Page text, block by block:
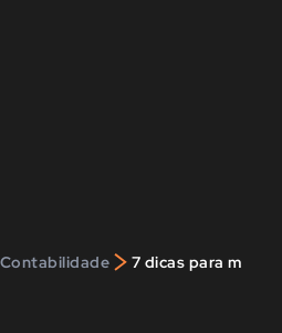
Contabilidade > 7 dicas para